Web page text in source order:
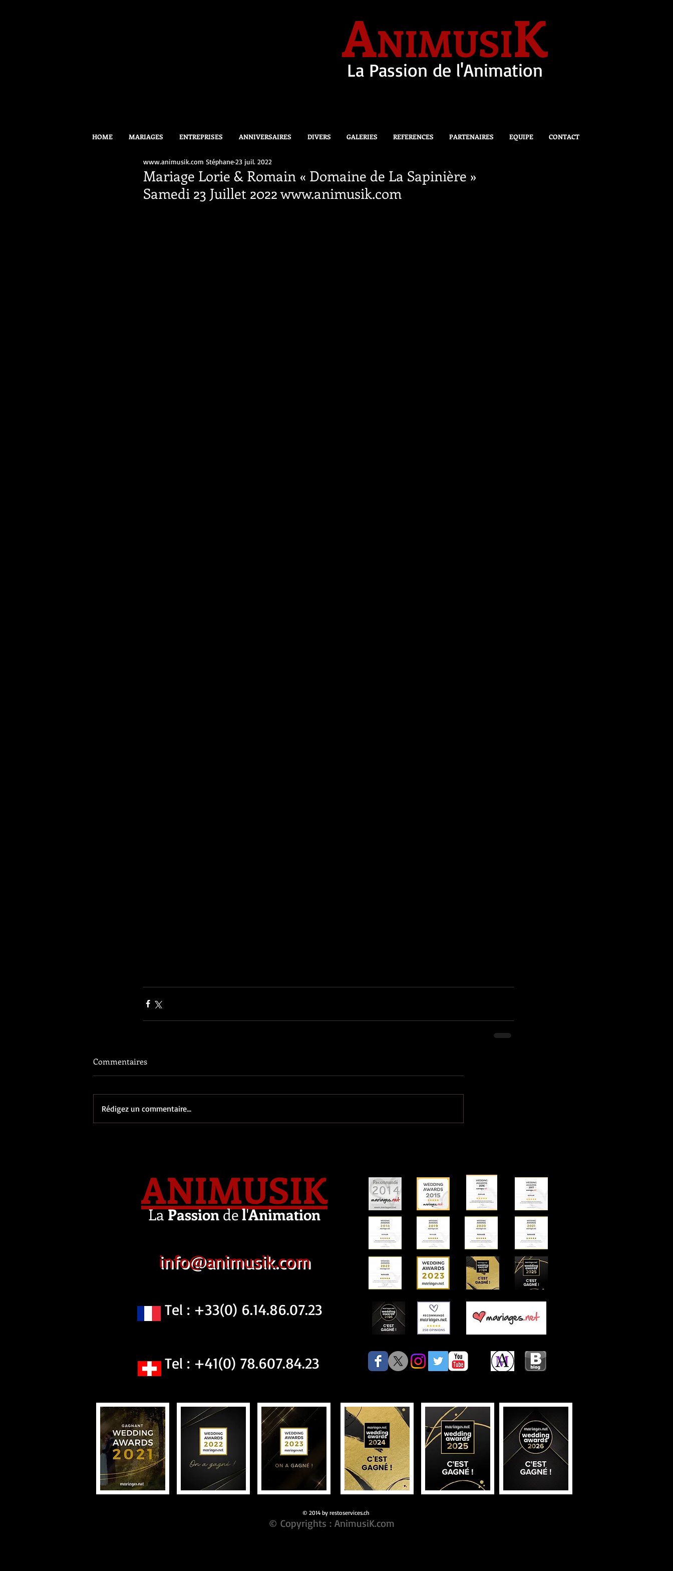
ANIMUSIK
La Passion de l'Animation
HOME MARIAGES ENTREPRISES ANNIVERSAIRES DIVERS GALERIES REFERENCES PARTENAIRES EQUIPE CONTACT
Mariage Lorie & Romain « Domaine de La Sapinière »
Samedi 23 Juillet 2022 www.animusik.com
www.animusik.com Stéphane23 juil. 2022
Commentaires
Rédigez un commentaire...
ANIMUSIK
LaPassiondel'Animation
info@animusik.com
Tel : +33(0) 6.14.86.07.23
Tel : +41(0) 78.607.84.23
© 2014 by restoservices.ch
© Copyrights : AnimusiK.com